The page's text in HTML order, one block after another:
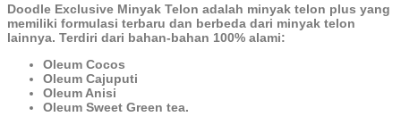
Doodle Exclusive Minyak Telon adalah minyak telon plus yang
memiliki formulasi terbaru dan berbeda dari minyak telon
lainnya. Terdiri dari bahan-bahan 100% alami:
Oleum Cocos
Oleum Cajuputi
Oleum Anisi
Oleum Sweet Green tea.